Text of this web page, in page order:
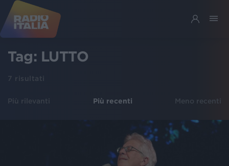
Tag: LUTTO
7 risultati
Più rilevanti Più recenti Meno recenti